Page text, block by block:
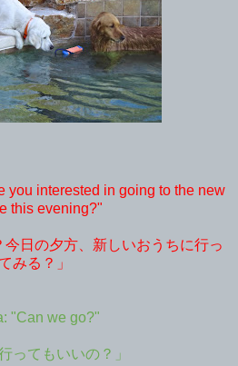
you interested in going to the new
this evening?"
日の夕方、新しいおうちに行っ
てみる？」
"Can we go?"
ってもいいの？」